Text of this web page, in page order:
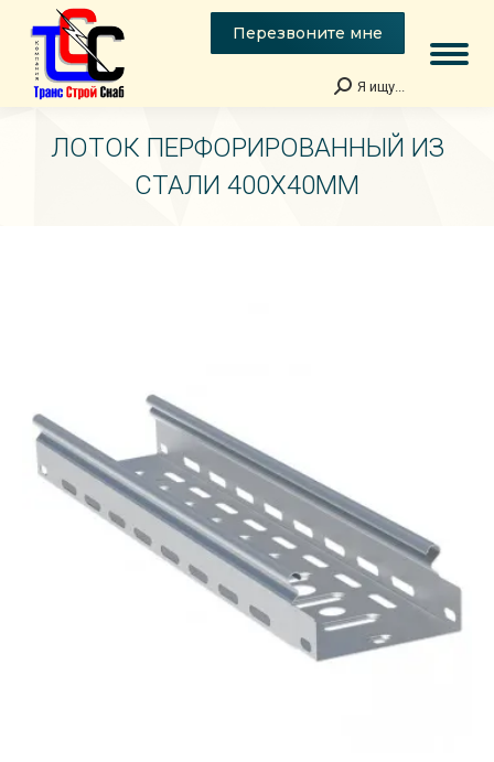
Перезвоните мне
Поиск:
Я ищу...
ЛОТОК ПЕРФОРИРОВАННЫЙ ИЗ
СТАЛИ 400Х40ММ